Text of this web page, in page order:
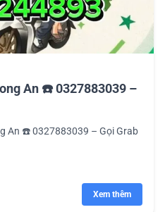
An ☎️ 0327883039 –
An ☎️ 0327883039 – Gọi Grab
Xem thêm